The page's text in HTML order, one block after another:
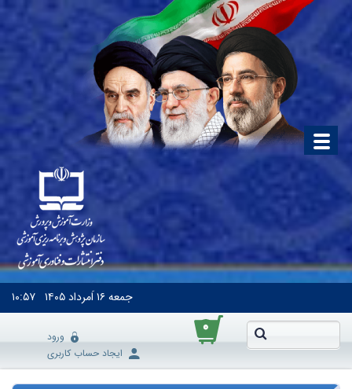
جمعه۱۶ اَمرداد ۱۴۰۵ ۱۰:۵۷
۰
ورود
ایجاد حساب کاربری